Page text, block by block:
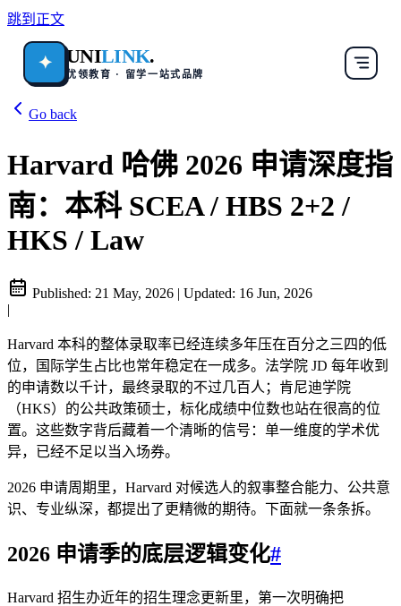
跳到正文
✦ UNILINK.
优领教育 · 留学一站式品牌
Go back
Harvard 哈佛 2026 申请深度指
南：本科 SCEA / HBS 2+2 /
HKS / Law
Published: 21 May, 2026 | Updated: 16 Jun, 2026
|
Harvard 本科的整体录取率已经连续多年压在百分之三四的低
位，国际学生占比也常年稳定在一成多。法学院 JD 每年收到
的申请数以千计，最终录取的不过几百人；肯尼迪学院
（HKS）的公共政策硕士，标化成绩中位数也站在很高的位
置。这些数字背后藏着一个清晰的信号：单一维度的学术优
异，已经不足以当入场券。
2026 申请周期里，Harvard 对候选人的叙事整合能力、公共意
识、专业纵深，都提出了更精微的期待。下面就一条条拆。
2026 申请季的底层逻辑变化#
Harvard 招生办近年的招生理念更新里，第一次明确把